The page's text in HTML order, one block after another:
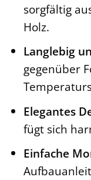
sorgfältig
Holz.
Langlebig
gegenüber
Elegantes
fügt sich
Einfache